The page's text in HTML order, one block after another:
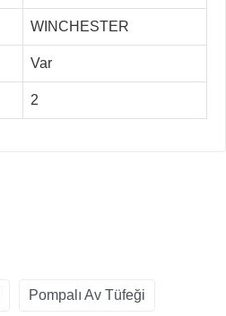
WINCHESTER
Var
2
Pompalı Av Tüfeği